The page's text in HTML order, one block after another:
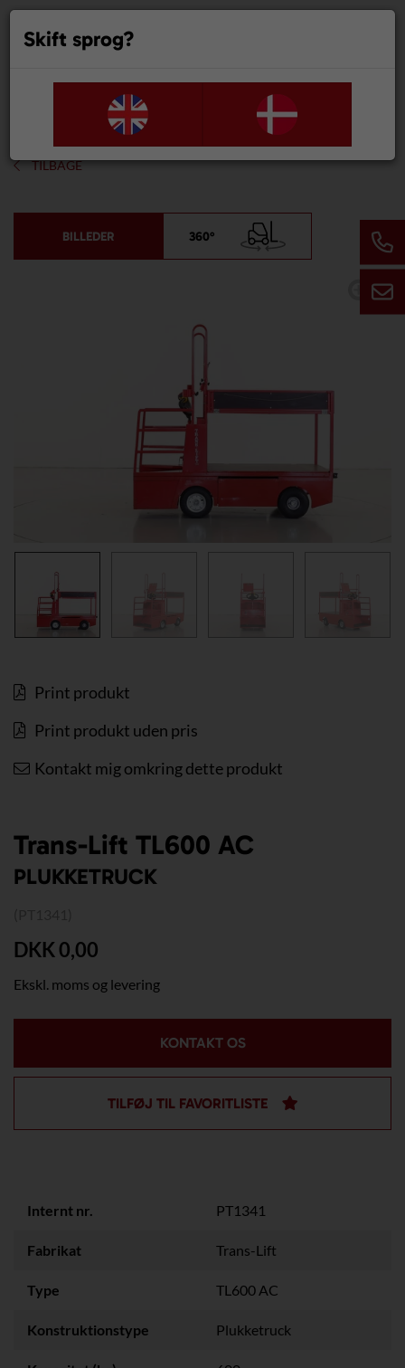
TILBAGE
BILLEDER 360°

Print produkt
Print produkt uden pris
Kontakt mig omkring dette produkt
Trans-Lift TL600 AC
PLUKKETRUCK
DKK 0,00
Ekskl. moms og levering
KONTAKT OS
TILFØJ TIL FAVORITLISTE
Internt nr. PT1341
Fabrikat Trans-Lift
Type TL600 AC
Konstruktionstype Plukketruck
Skift sprog?